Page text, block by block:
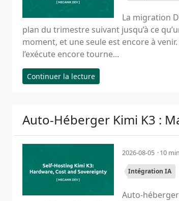
La migration
plan du trimestre suivant jusqu’à ce
moment, et une seule est encore à
l’exécute encore tourne...
Continuer la lecture
Auto-Héberger Kimi K3 :
2026-08-05 10
Intégration IA
Auto-